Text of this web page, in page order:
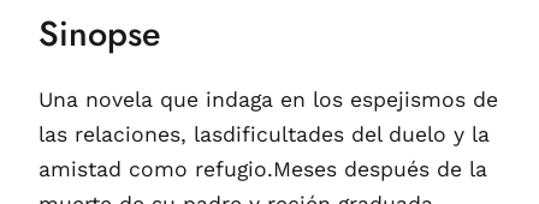
Sinopse
Una novela que indaga en los espejismos de
las relaciones, lasdificultades del duelo y la
amistad como refugio.Meses después de la